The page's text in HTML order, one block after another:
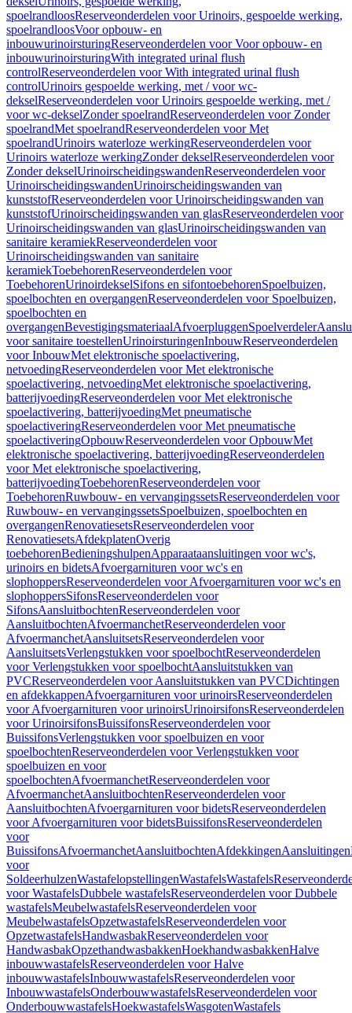
spoelrandloosReserveonderdelen voor Urinoirs, gespoelde werking,
spoelrandloosVoor opbouw- en
inbouwurinoirsturingReserveonderdelen voor Voor opbouw- en
inbouwurinoirsturingWith integrated urinal flush
controlReserveonderdelen voor With integrated urinal flush
controlUrinoirs gespoelde werking, met / voor wc-
dekselReserveonderdelen voor Urinoirs gespoelde werking, met /
voor wc-dekselZonder spoelrandReserveonderdelen voor Zonder
spoelrandMet spoelrandReserveonderdelen voor Met
spoelrandUrinoirs waterloze werkingReserveonderdelen voor
Urinoirs waterloze werkingZonder dekselReserveonderdelen voor
Zonder dekselUrinoirscheidingswandenReserveonderdelen voor
UrinoirscheidingswandenUrinoirscheidingswanden van
kunststofReserveonderdelen voor Urinoirscheidingswanden van
kunststofUrinoirscheidingswanden van glasReserveonderdelen voor
Urinoirscheidingswanden van glasUrinoirscheidingswanden van
sanitaire keramiekReserveonderdelen voor
Urinoirscheidingswanden van sanitaire
keramiekToebehorenReserveonderdelen voor
ToebehorenUrinoirdekselSifons en sifontoebehorenSpoelbuizen,
spoelbochten en overgangenReserveonderdelen voor Spoelbuizen,
spoelbochten en
overgangenBevestigingsmateriaalAfvoerpluggenSpoelverdeler
voor sanitaire toestellenUrinoirsturingenInbouwReserveonderdelen
voor InbouwMet elektronische spoelactivering,
netvoedingReserveonderdelen voor Met elektronische
spoelactivering, netvoedingMet elektronische spoelactivering,
batterijvoedingReserveonderdelen voor Met elektronische
spoelactivering, batterijvoedingMet pneumatische
spoelactiveringReserveonderdelen voor Met pneumatische
spoelactiveringOpbouwReserveonderdelen voor OpbouwMet
elektronische spoelactivering, batterijvoedingReserveonderdelen
voor Met elektronische spoelactivering,
batterijvoedingToebehorenReserveonderdelen voor
ToebehorenRuwbouw- en vervangingssetsReserveonderdelen voor
Ruwbouw- en vervangingssetsSpoelbuizen, spoelbochten en
overgangenRenovatiesetsReserveonderdelen voor
RenovatiesetsAfdekplatenOverig
toebehorenBedieningshulpenApparaataansluitingen voor wc's,
urinoirs en bidetsAfvoergarnituren voor wc's en
slophoppersReserveonderdelen voor Afvoergarnituren voor wc's en
slophoppersSifonsReserveonderdelen voor
SifonsAansluitbochtenReserveonderdelen voor
AansluitbochtenAfvoermanchetReserveonderdelen voor
AfvoermanchetAansluitsetsReserveonderdelen voor
AansluitsetsVerlengstukken voor spoelbochtReserveonderdelen
voor Verlengstukken voor spoelbochtAansluitstukken van
PVCReserveonderdelen voor Aansluitstukken van PVCDichtingen
en afdekkappenAfvoergarnituren voor urinoirsReserveonderdelen
voor Afvoergarnituren voor urinoirsUrinoirsifonsReserveonderdelen
voor UrinoirsifonsBuissifonsReserveonderdelen voor
BuissifonsVerlengstukken voor spoelbuizen en voor
spoelbochtenReserveonderdelen voor Verlengstukken voor
spoelbuizen en voor
spoelbochtenAfvoermanchetReserveonderdelen voor
AfvoermanchetAansluitbochtenReserveonderdelen voor
AansluitbochtenAfvoergarnituren voor bidetsReserveonderdelen
voor Afvoergarnituren voor bidetsBuissifonsReserveonderdelen
voor
BuissifonsAfvoermanchetAansluitbochtenAfdekkingenAansluitingen
voor
SoldeerhulzenWastafelopstellingenWastafelsWastafels
voor WastafelsDubbele wastafelsReserveonderdelen voor Dubbele
wastafelsMeubelwastafelsReserveonderdelen voor
MeubelwastafelsOpzetwastafelsReserveonderdelen voor
OpzetwastafelsHandwasbakReserveonderdelen voor
HandwasbakOpzethandwasbakkenHoekhandwasbakkenHalve
inbouwwastafelsReserveonderdelen voor Halve
inbouwwastafelsInbouwwastafelsReserveonderdelen voor
InbouwwastafelsOnderbouwwastafelsReserveonderdelen voor
OnderbouwwastafelsHoekwastafelsWasgotenWastafels